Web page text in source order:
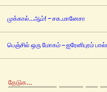
முக்கால்…ஆம்! – சக.மானேசா
பெஞ்சில் ஒரு மோகம் – ஐரேனிபுரம்
தேடுக…